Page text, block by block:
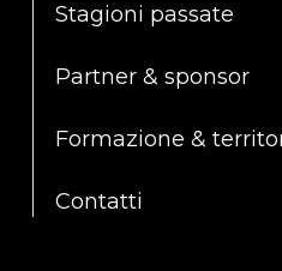
Stagioni passate
Partner & sponsor
Formazione &
Contatti